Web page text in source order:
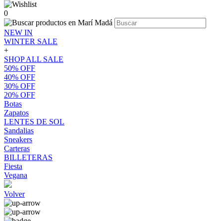
0
NEW IN
WINTER SALE
+
SHOP ALL SALE
50% OFF
40% OFF
30% OFF
20% OFF
Botas
Zapatos
LENTES DE SOL
Sandalias
Sneakers
Carteras
BILLETERAS
Fiesta
Vegana
Volver